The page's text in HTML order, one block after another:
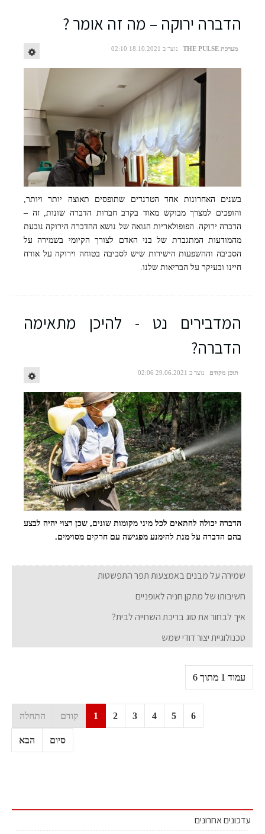
הדברה ירוקה – מה זה אומר ?
מערכת THE PULSE נוצר ב 18.10.2021 02:10
הדברה ירוקה למטבח - גור הדברות
בשנים האחרונות אחד הטרנדים שתופסים תאוצה יותר ויותר,
והופכים למצרך מבוקש מאוד בקרב חברות הדברה שונות, זה –
הדברה ירוקה. הפופולאריות הגואה של נושא ההדברה הירוקה נובעת
מהמודעות המתגברת של בני האדם לצורך הקיומי בשמירה על
הסביבה וההשפעות הישירות שיש לסביבה בטוחה וירוקה על אורח
חיינו ובעיקר על הבריאות שלנו.
המדבירים נט - להיכן מתאימה
הדברה?
תוכן מקודם נוצר ב 29.06.2021 02:06
הדברה יכולה להתאים לכל מיני מקומות שונים, שכן רצוי יהיה לבצע
בהם הדברה על מנת להימנע מפגישה עם חרקים מסוימים.
שמירה על מבנים באמצעות תפר התפשטות
חשיבותו של מתקן חניה לאופניים
איך לבחור את סוג בריכת השחייה לבית?
טכנולוגיית יצור דודי שמש
עמוד 1 מתוך 6
התחלה קודם 1 2 3 4 5 6
הבא סיום
עדכונים אחרונים